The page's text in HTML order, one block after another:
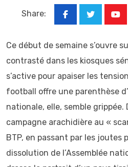
Share:
Ce début de semaine s’ouvre
contrasté dans les kiosques
s’active pour apaiser les
football offre une parenthèse
nationale, elle, semble grippée.
campagne arachidière au «
BTP, en passant par les joutes
dissolution de l’Assemblée